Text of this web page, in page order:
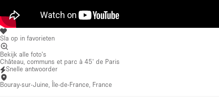
Sla op in favorieten
Bekijk alle foto's
Château, communs et parc à 45' de Paris
Snelle antwoorder
Bouray-sur-Juine, Île-de-France, France